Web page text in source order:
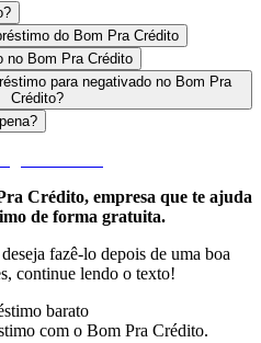
do Bom Pra Crédito
no Bom Pra Crédito
para negativado no Bom Pra
Crédito?
Crédito, empresa que te ajuda
de forma gratuita.
fazê-lo depois de uma boa
continue lendo o texto!
com o Bom Pra Crédito.